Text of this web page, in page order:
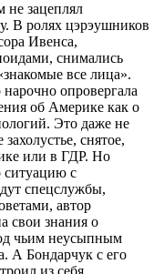
не зацеплял
В ролях цэрэушников
Ивенса,
снимались
все лица».
опровергала
об Америке как о
Это даже не
снятое,
или в ГДР. Но
ситуацию с
спецслужбы,
автор
свои знания о
чьим неусыпным
А Бондарчук с его